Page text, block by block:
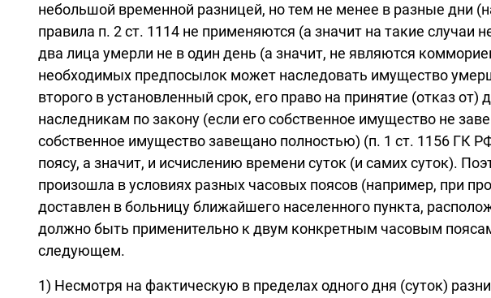
небольшой временной разницей, но тем не менее в разные дни
правила п. 2 ст. 1114 не применяются (а значит на такие случаи
два лица умерли не в один день (а значит, не являются
необходимых предпосылок может наследовать имущество
второго в установленный срок, его право на принятие (отказ
наследникам по закону (если его собственное имущество не
собственное имущество завещано полностью) (п. 1 ст. 1156 ГК
поясу, а значит, и исчислению времени суток (и самих суток).
произошла в условиях разных часовых поясов (например, при
доставлен в больницу ближайшего населенного пункта,
должно быть применительно к двум конкретным часовым
следующем.
1) Несмотря на фактическую в пределах одного дня (суток)